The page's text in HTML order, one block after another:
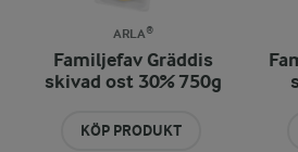
ARLA®
Familjefav Gräddis
skivad ost 30% 750g
KÖP PRODUKT